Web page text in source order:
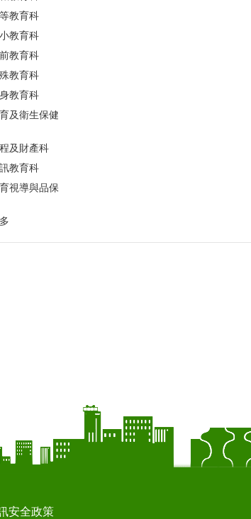
教育科
教育科
教育科
教育科
教育科
及衛生保健
及財產科
教育科
視導與品保
安全政策